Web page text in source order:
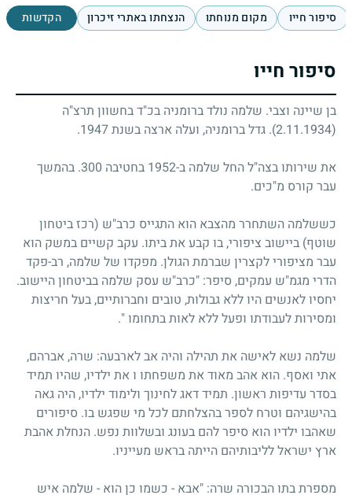
סיפור חייו מקום מנוחתו הנצחתו באתרי זיכרון הקדשות
סיפור חייו
בן שיינה וצבי. שלמה נולד ברומניה בכ"ד בחשוון תרצ"ה
(2.11.1934)
. גדל ברומניה, ועלה ארצה בשנת 1947.
את שירותו בצה"ל החל שלמה ב-1952 בחטיבה 300. בהמשך
עבר קורס מ"כים.
כששלמה השתחרר מהצבא הוא התגייס כרב"ש (רכז ביטחון
שוטף) ביישוב ציפורי, בו קבע את ביתו. עקב קשיים במשק הוא
עבר מציפורי לקצרין שברמת הגולן. מפקדו של שלמה, רב-פקד
הדרי מגמ"ש עמקים, סיפר: "כרב"ש עסק שלמה בביטחון היישוב.
יחסיו לאנשים היו ללא גבולות, טובים וחברותיים, בעל חריצות
ומסירות לעבודתו ופעל ללא לאות בתחומו ".
שלמה נשא לאישה את תהילה והיה אב לארבעה: שרה, אברהם,
אתי ואסף. הוא אהב מאוד את משפחתו ו את ילדיו, שהיו תמיד
בסדר עדיפות ראשון. תמיד דאג לחינוך ולימוד ילדיו, היה גאה
בהישגיהם וטרח לספר בהצלחתם לכל מי שפגש בו. סיפורים
שאהבו ילדיו הוא סיפר להם בעונג ובשלוות נפש. הנחלת אהבת
ארץ ישראל לליבותיהם הייתה בראש מעייניו.
מספרת בתו הבכורה שרה: "אבא - כשמו כן הוא - שלמה איש